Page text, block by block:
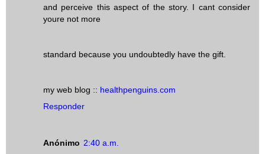
and perceive this aspect of the story. I cant consider
youre not more
standard because you undoubtedly have the gift.
my web blog :: healthpenguins.com
Responder
Anónimo 2:40 a.m.